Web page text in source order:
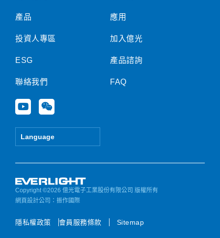
產品
投資人專區
ESG
聯絡我們
Y
o
u
e
W
e
i
Language
應用
加入億光
產品諮詢
FAQ
Copyright ©2026 億光電子工業股份有限公司 版權所有
網頁設計公司 ：振作國際
隱私權政策 會員服務條款 Sitemap